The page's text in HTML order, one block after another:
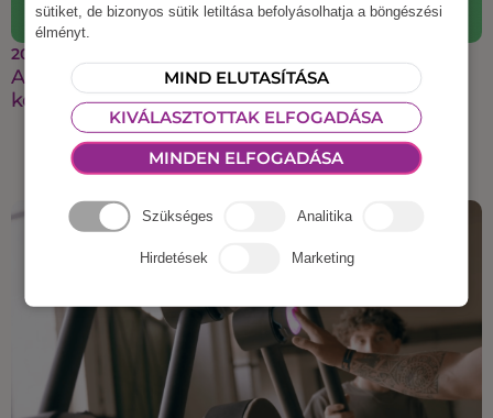
2025 augusztus 21.
A legmenőbb őszi csapatépítő ötletek, amiket a
kollégáid imádni fognak
sütiket, de bizonyos sütik letiltása befolyásolhatja a böngészési
élményt.
MIND ELUTASÍTÁSA
KIVÁLASZTOTTAK ELFOGADÁSA
MINDEN ELFOGADÁSA
Szükséges Analitika
Hirdetések Marketing